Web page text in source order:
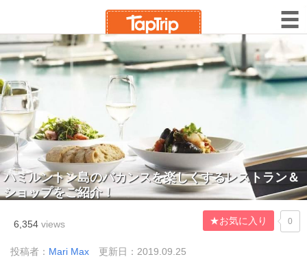
ハミルントン島のバカンスを楽しくするレストラン＆
ショップをご紹介！
6,354 views ★お気に入り 0
投稿者： Mari Max
更新日：2019.09.25